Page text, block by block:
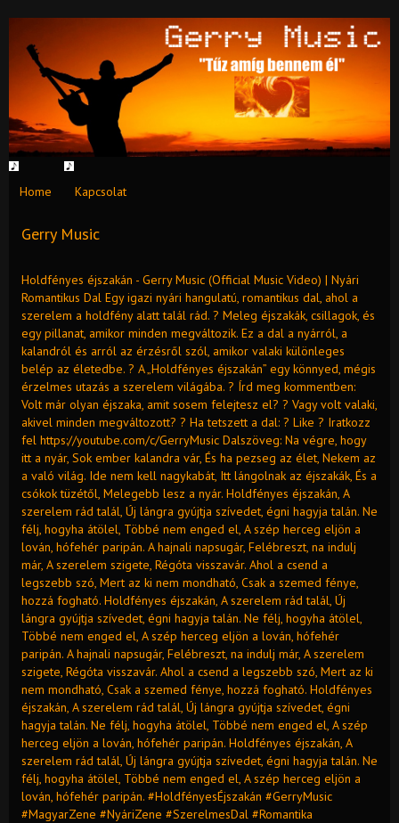
Home Kapcsolat
Gerry Music
Holdfényes éjszakán - Gerry Music (Official Music Video) | Nyári
Romantikus Dal Egy igazi nyári hangulatú, romantikus dal, ahol a
szerelem a holdfény alatt talál rád. ? Meleg éjszakák, csillagok, és
egy pillanat, amikor minden megváltozik. Ez a dal a nyárról, a
kalandról és arról az érzésről szól, amikor valaki különleges
belép az életedbe. ? A „Holdfényes éjszakán” egy könnyed, mégis
érzelmes utazás a szerelem világába. ? Írd meg kommentben:
Volt már olyan éjszaka, amit sosem felejtesz el? ? Vagy volt valaki,
akivel minden megváltozott? ? Ha tetszett a dal: ? Like ? Iratkozz
fel https://youtube.com/c/GerryMusic Dalszöveg: Na végre, hogy
itt a nyár, Sok ember kalandra vár, És ha pezseg az élet, Nekem az
a való világ. Ide nem kell nagykabát, Itt lángolnak az éjszakák, És a
csókok tüzétől, Melegebb lesz a nyár. Holdfényes éjszakán, A
szerelem rád talál, Új lángra gyújtja szívedet, égni hagyja talán. Ne
félj, hogyha átölel, Többé nem enged el, A szép herceg eljön a
lován, hófehér paripán. A hajnali napsugár, Felébreszt, na indulj
már, A szerelem szigete, Régóta visszavár. Ahol a csend a
legszebb szó, Mert az ki nem mondható, Csak a szemed fénye,
hozzá fogható. Holdfényes éjszakán, A szerelem rád talál, Új
lángra gyújtja szívedet, égni hagyja talán. Ne félj, hogyha átölel,
Többé nem enged el, A szép herceg eljön a lován, hófehér
paripán. A hajnali napsugár, Felébreszt, na indulj már, A szerelem
szigete, Régóta visszavár. Ahol a csend a legszebb szó, Mert az ki
nem mondható, Csak a szemed fénye, hozzá fogható. Holdfényes
éjszakán, A szerelem rád talál, Új lángra gyújtja szívedet, égni
hagyja talán. Ne félj, hogyha átölel, Többé nem enged el, A szép
herceg eljön a lován, hófehér paripán. Holdfényes éjszakán, A
szerelem rád talál, Új lángra gyújtja szívedet, égni hagyja talán. Ne
félj, hogyha átölel, Többé nem enged el, A szép herceg eljön a
lován, hófehér paripán. #HoldfényesÉjszakán #GerryMusic
#MagyarZene #NyáriZene #SzerelmesDal #Romantika